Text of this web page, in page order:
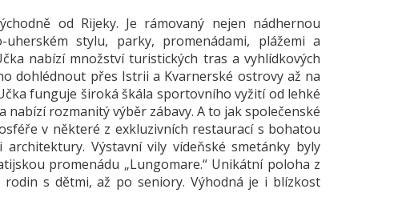
od Rijeky. Je rámovaný nejen nádhernou
stylu, parky, promenádami, plážemi a
nabízí množství turistických tras a vyhlídkových
dohlédnout přes Istrii a Kvarnerské ostrovy až na
funguje široká škála sportovního vyžití od lehké
rozmanitý výběr zábavy. A to jak společenské
v některé z exkluzivních restaurací s bohatou
Výstavní vily vídeňské smetánky byly
promenádu „Lungomare.“ Unikátní poloha z
s dětmi, až po seniory. Výhodná je i blízkost